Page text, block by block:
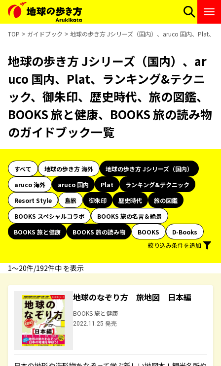
TOP ガイドブック 地球の歩き方 Jシリーズ（国内）、aruco 国内、Plat、
地球の歩き方 Jシリーズ（国内）、ar
uco 国内、Plat、ランキング&テクニ
ック、御朱印、歴史時代、旅の図鑑、
BOOKS 旅と健康、BOOKS 旅の読み物
のガイドブック一覧
すべて 地球の歩き方 海外
地球の歩き方 Jシリーズ（国内）
aruco 海外
aruco 国内 Plat
ランキング&テクニック
Resort Style
島旅 御朱印 歴史時代
旅の図鑑
BOOKS スペシャルコラボ
BOOKS 旅の名言＆絶景
BOOKS 旅と健康
BOOKS 旅の読み物 BOOKS
D-Books
絞り込み条件を追加
1〜20件/192件中 を表示
地球のなぞり方 旅地図 日本編
BOOKS 旅と健康
2022.11.25 発売